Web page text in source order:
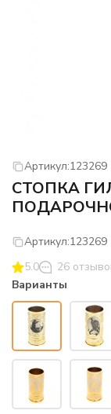
Артикул:123269
СТОПКА
Артикул:123269
5.0
26
Варианты